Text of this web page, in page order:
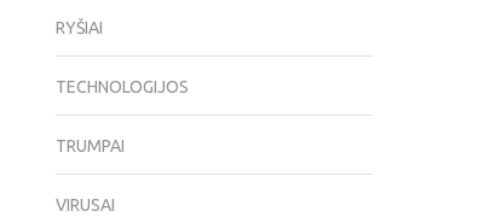
RYŠIAI
TECHNOLOGIJOS
TRUMPAI
VIRUSAI